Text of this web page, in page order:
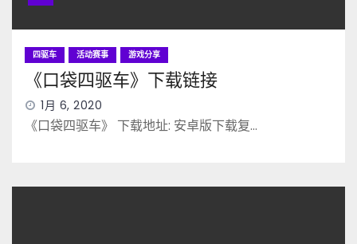
四驱车 活动赛事 游戏分享
《口袋四驱车》下载链接
1月 6, 2020
《口袋四驱车》 下载地址: 安卓版下载复…